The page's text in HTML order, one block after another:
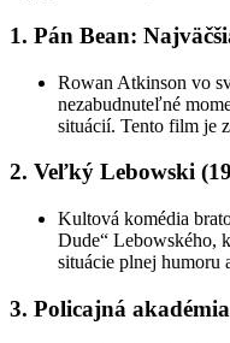
1. Pán Bean:
Rowan Atkinson vo
nezabudnuteľné
situácií. Tento film je
2. Veľký Lebowski
Kultová komédia
Dude“ Lebowského,
situácie plnej humoru
3. Policajná